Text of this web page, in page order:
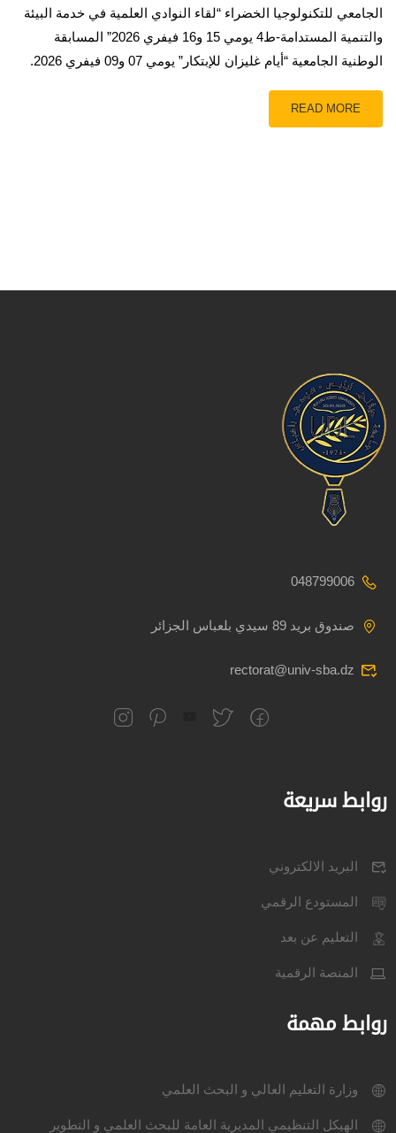
الجامعي للتكنولوجيا الخضراء “لقاء النوادي العلمية في خدمة البيئة
والتنمية المستدامة-ط4 يومي 15 و16 فيفري 2026” المسابقة
الوطنية الجامعية “أيام غليزان للإبتكار” يومي 07 و09 فيفري 2026.
READ MORE
048799006
صندوق بريد 89 سيدي بلعباس الجزائر
rectorat@univ-sba.dz
روابط سريعة
البريد الالكتروني
المستودع الرقمي
التعليم عن بعد
المنصة الرقمية
روابط مهمة
وزارة التعليم العالي و البحث العلمي
الهيكل التنظيمي المديرية العامة للبحث العلمي و التطوير